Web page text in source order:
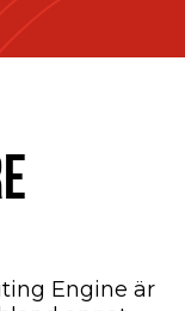
Engine är